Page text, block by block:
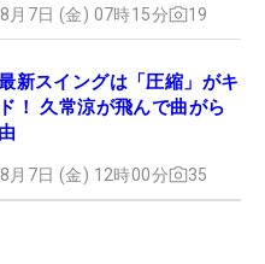
月7日 (金) 07時15分 19
新スイングは「圧縮」がキ
！ 久常涼が飛んで曲がら
月7日 (金) 12時00分 35